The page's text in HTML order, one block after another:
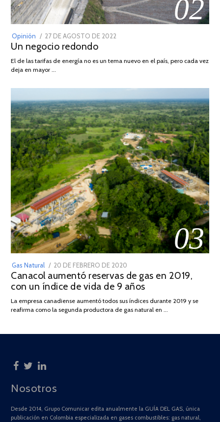
02
Opinión
POSTED
ON
27 DE AGOSTO DE 2022
DE
Un negocio redondo
El de las tarifas de energía no es un tema nuevo en el país, pero cada vez
deja en mayor …
03
Gas Natural
POSTED
ON
20 DE FEBRERO DE 2020
DE
JULIO
2025
Canacol aumentó reservas de gas en 2019,
con un índice de vida de 9 años
La empresa canadiense aumentó todos sus índices durante 2019 y se
reafirma como la segunda productora de gas natural en …
Nosotros
Desde 2014, Grupo Comunicar edita anualmente la GUÍA DEL GAS, única
publicación en Colombia especializada en gases combustibles: gas natural,